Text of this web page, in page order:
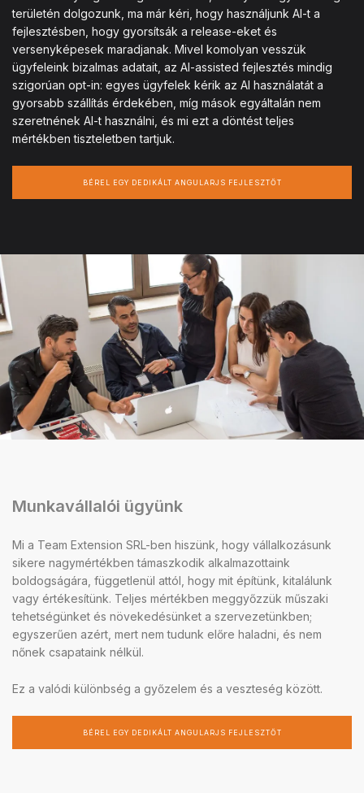
területén dolgozunk, ma már kéri, hogy használjunk AI-t a
fejlesztésben, hogy gyorsítsák a release-eket és
versenyképesek maradjanak. Mivel komolyan vesszük
ügyfeleink bizalmas adatait, az AI-assisted fejlesztés mindig
szigorúan opt-in: egyes ügyfelek kérik az AI használatát a
gyorsabb szállítás érdekében, míg mások egyáltalán nem
szeretnének AI-t használni, és mi ezt a döntést teljes
mértékben tiszteletben tartjuk.
BÉREL EGY DEDIKÁLT ANGULARJS FEJLESZTŐT
Munkavállalói ügyünk
Mi a Team Extension SRL-ben hiszünk, hogy vállalkozásunk
sikere nagymértékben támaszkodik alkalmazottaink
boldogságára, függetlenül attól, hogy mit építünk, kitalálunk
vagy értékesítünk. Teljes mértékben meggyőzzük műszaki
tehetségünket és növekedésünket a szervezetünkben;
egyszerűen azért, mert nem tudunk előre haladni, és nem
nőnek csapataink nélkül.
Ez a valódi különbség a győzelem és a veszteség között.
BÉREL EGY DEDIKÁLT ANGULARJS FEJLESZTŐT